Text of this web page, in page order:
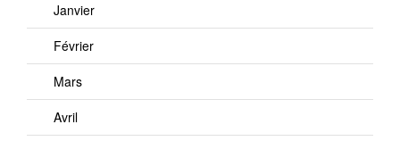
Janvier
Février
Mars
Avril